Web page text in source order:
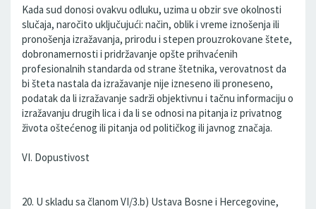
Kada sud donosi ovakvu odluku, uzima u obzir sve okolnosti
slučaja, naročito uključujući: način, oblik i vreme iznošenja ili
pronošenja izražavanja, prirodu i stepen prouzrokovane štete,
dobronamernosti i pridržavanje opšte prihvaćenih
profesionalnih standarda od strane štetnika, verovatnost da
bi šteta nastala da izražavanje nije izneseno ili proneseno,
podatak da li izražavanje sadrži objektivnu i tačnu informaciju o
izražavanju drugih lica i da li se odnosi na pitanja iz privatnog
života oštećenog ili pitanja od političkog ili javnog značaja.
VI. Dopustivost
20. U skladu sa članom VI/3.b) Ustava Bosne i Hercegovine,